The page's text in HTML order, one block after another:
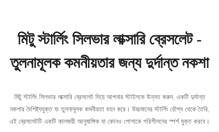
মিটু স্টার্লিং সিলভার লাক্সারি ব্রেসলেট -
তুলনামূলক কমনীয়তার জন্য দুর্দান্ত নকশা
মিটু স্টার্লিং সিলভার লাক্সারি ব্রেসলেট দিয়ে আপনার স্টাইলকে উন্নত করুন, একটি দুর্দান্ত
নকশার বৈশিষ্ট্যযুক্ত যা তুলনামূলক কমনীয়তা বহন করে। উচ্চমানের স্টার্লিং রৌপ্য থেকে তৈরি,
এই ব্রেসলেটটি একটি কালজয়ী আনুষাঙ্গিক যা কোনও পোশাকে পরিশীলনের স্পর্শ যুক্ত করবে।